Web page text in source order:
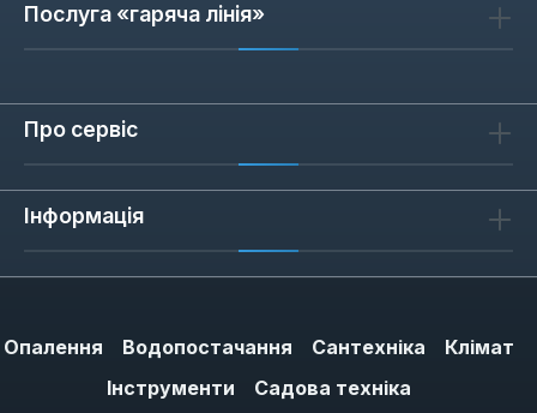
Послуга «гаряча лінія»
Про сервіс
Інформація
Опалення Водопостачання Сантехніка
Клімат
Інструменти
Садова техніка